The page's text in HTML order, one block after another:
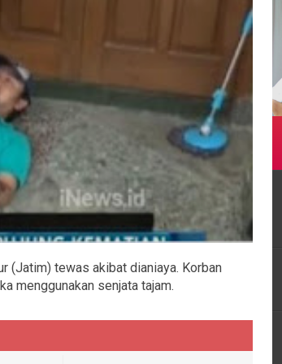
(Jatim) tewas akibat dianiaya. Korban
menggunakan senjata tajam.